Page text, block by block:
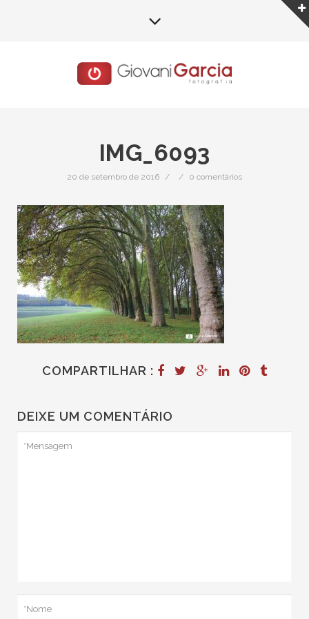
IMG_6093
20 de setembro de 2016 / / 0 comentários
COMPARTILHAR :
DEIXE UM COMENTÁRIO